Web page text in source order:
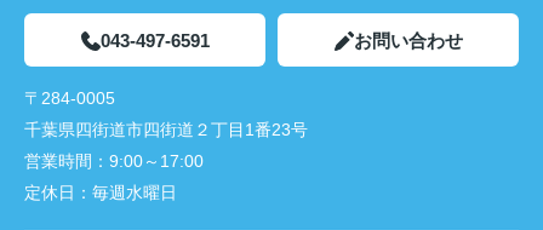
043-497-6591 お問い合わせ
〒284-0005
千葉県四街道市四街道２丁目1番23号
営業時間： 9:00～17:00
定休日： 毎週水曜日